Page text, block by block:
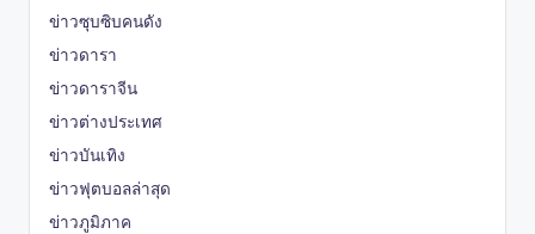
ข่าวซุบซิบคนดัง
ข่าวดารา
ข่าวดาราจีน
ข่าวต่างประเทศ
ข่าวบันเทิง
ข่าวฟุตบอลล่าสุด
ข่าวภูมิภาค